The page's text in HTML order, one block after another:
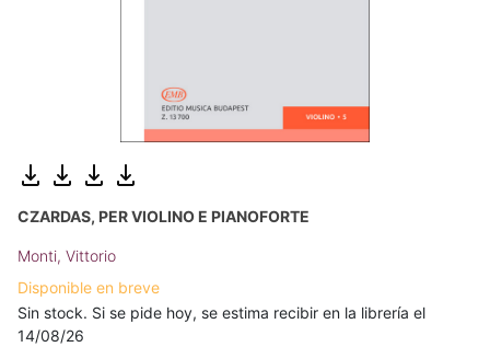
CZARDAS, PER VIOLINO E PIANOFORTE
Monti, Vittorio
Disponible en breve
Sin stock. Si se pide hoy, se estima recibir en la librería el
14/08/26